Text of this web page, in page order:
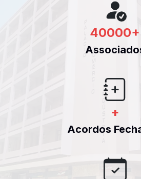
40000+
+
Acordos